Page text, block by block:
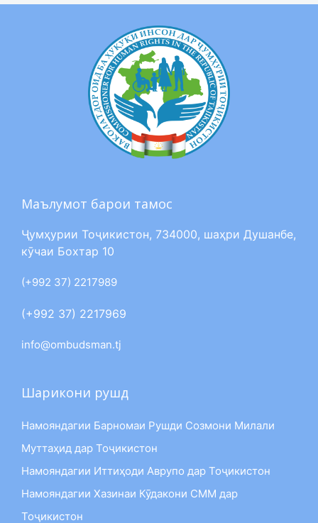
Маълумот барои тамос
Ҷумҳурии Тоҷикистон, 734000, шаҳри Душанбе,
кӯчаи Бохтар 10
(+992 37) 2217989
(+992 37) 2217969
info@ombudsman.tj
Шарикони рушд
Намояндагии Барномаи Рушди Созмони Милали
Муттаҳид дар Тоҷикистон
Намояндагии Иттиҳоди Аврупо дар Тоҷикистон
Намояндагии Хазинаи Кӯдакони СММ дар
Тоҷикистон